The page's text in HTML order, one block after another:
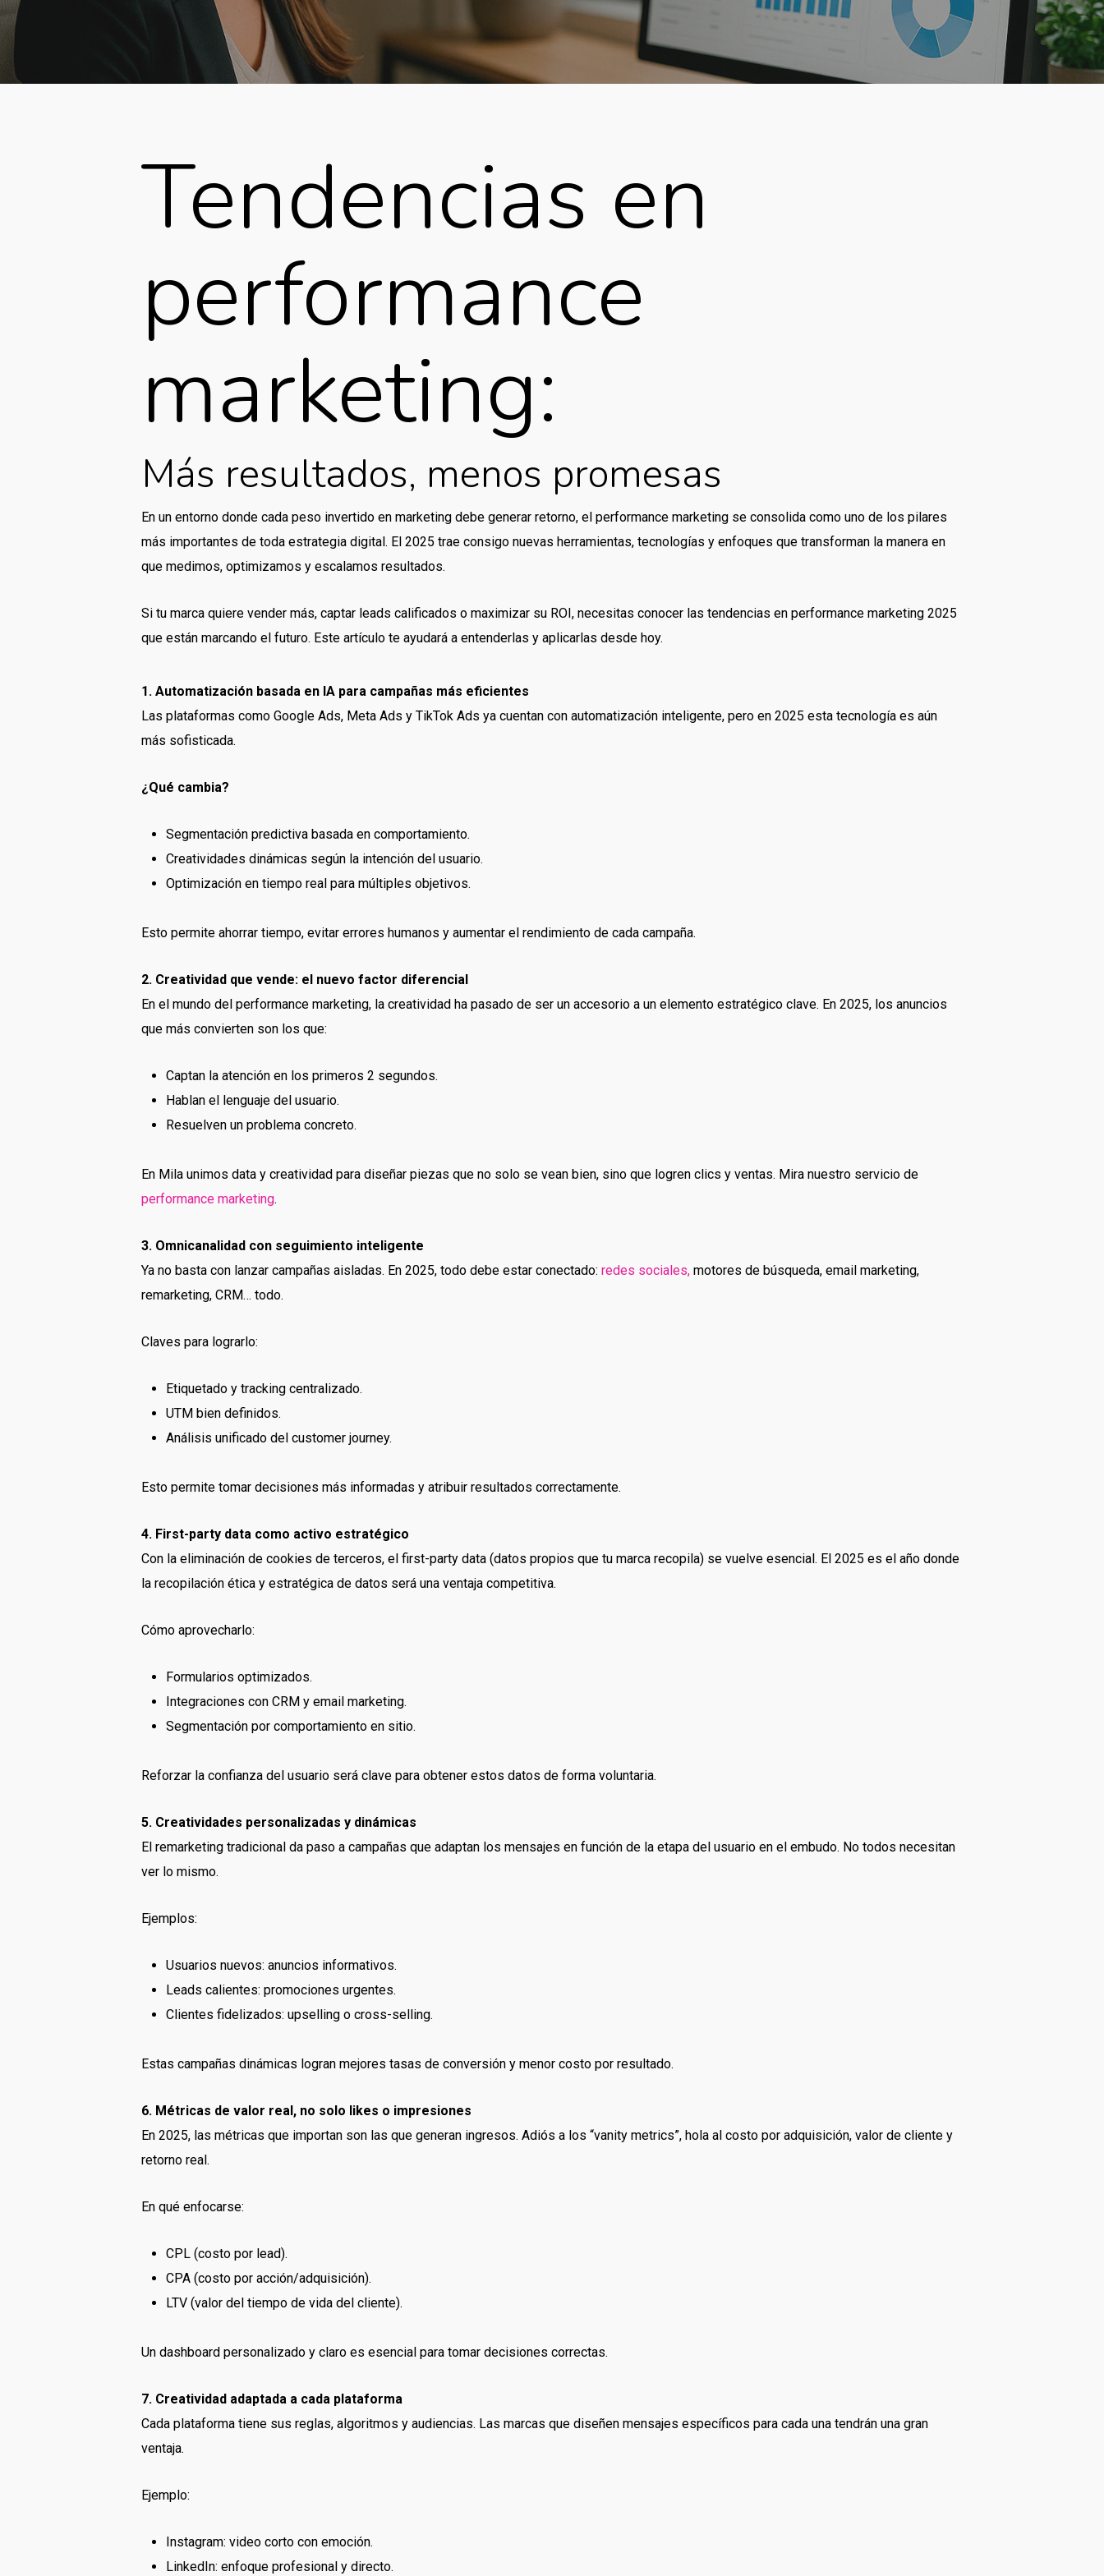
Tendencias en
performance
marketing:
Más resultados, menos promesas
En un entorno donde cada peso invertido en marketing debe generar retorno, el performance marketing se consolida como uno de los pilares
más importantes de toda estrategia digital. El 2025 trae consigo nuevas herramientas, tecnologías y enfoques que transforman la manera en
que medimos, optimizamos y escalamos resultados.
Si tu marca quiere vender más, captar leads calificados o maximizar su ROI, necesitas conocer las tendencias en performance marketing 2025
que están marcando el futuro. Este artículo te ayudará a entenderlas y aplicarlas desde hoy.
1. Automatización basada en IA para campañas más eficientes
Las plataformas como Google Ads, Meta Ads y TikTok Ads ya cuentan con automatización inteligente, pero en 2025 esta tecnología es aún
más sofisticada.
¿Qué cambia?
Segmentación predictiva basada en comportamiento.
Creatividades dinámicas según la intención del usuario.
Optimización en tiempo real para múltiples objetivos.
Esto permite ahorrar tiempo, evitar errores humanos y aumentar el rendimiento de cada campaña.
2. Creatividad que vende: el nuevo factor diferencial
En el mundo del performance marketing, la creatividad ha pasado de ser un accesorio a un elemento estratégico clave. En 2025, los anuncios
que más convierten son los que:
Captan la atención en los primeros 2 segundos.
Hablan el lenguaje del usuario.
Resuelven un problema concreto.
En Mila unimos data y creatividad para diseñar piezas que no solo se vean bien, sino que logren clics y ventas. Mira nuestro servicio de
performance marketing.
3. Omnicanalidad con seguimiento inteligente
Ya no basta con lanzar campañas aisladas. En 2025, todo debe estar conectado:redes sociales, motores de búsqueda, email marketing,
remarketing, CRM… todo.
Claves para lograrlo:
Etiquetado y tracking centralizado.
UTM bien definidos.
Análisis unificado del customer journey.
Esto permite tomar decisiones más informadas y atribuir resultados correctamente.
4. First-party data como activo estratégico
Con la eliminación de cookies de terceros, el first-party data (datos propios que tu marca recopila) se vuelve esencial. El 2025 es el año donde
la recopilación ética y estratégica de datos será una ventaja competitiva.
Cómo aprovecharlo:
Formularios optimizados.
Integraciones con CRM y email marketing.
Segmentación por comportamiento en sitio.
Reforzar la confianza del usuario será clave para obtener estos datos de forma voluntaria.
5. Creatividades personalizadas y dinámicas
El remarketing tradicional da paso a campañas que adaptan los mensajes en función de la etapa del usuario en el embudo. No todos necesitan
ver lo mismo.
Ejemplos:
Usuarios nuevos: anuncios informativos.
Leads calientes: promociones urgentes.
Clientes fidelizados: upselling o cross-selling.
Estas campañas dinámicas logran mejores tasas de conversión y menor costo por resultado.
6. Métricas de valor real, no solo likes o impresiones
En 2025, las métricas que importan son las que generan ingresos. Adiós a los “vanity metrics”, hola al costo por adquisición, valor de cliente y
retorno real.
En qué enfocarse:
CPL (costo por lead).
CPA (costo por acción/adquisición).
LTV (valor del tiempo de vida del cliente).
Un dashboard personalizado y claro es esencial para tomar decisiones correctas.
7. Creatividad adaptada a cada plataforma
Cada plataforma tiene sus reglas, algoritmos y audiencias. Las marcas que diseñen mensajes específicos para cada una tendrán una gran
ventaja.
Ejemplo:
Instagram: video corto con emoción.
LinkedIn: enfoque profesional y directo.